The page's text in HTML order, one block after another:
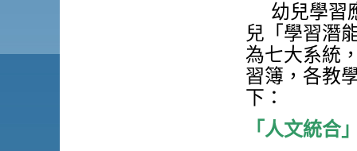
幼兒學習
兒「學習潛
為七大系統
習簿，各教
下：
「人文統合